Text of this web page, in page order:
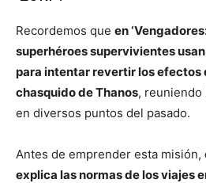
Recordemos que en
superhéroes supervivientes
para intentar revertir los efectos
chasquido de Thanos,
en diversos puntos del pasado.
Antes de emprender esta misión,
explica las normas de los viajes